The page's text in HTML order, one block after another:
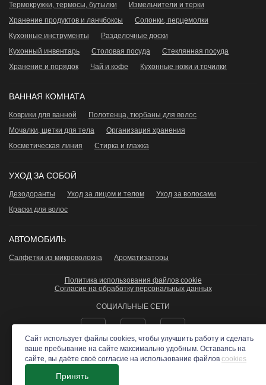
Термокружки, термосы, бутылки
Измельчители и терки
Хранение продуктов и ланчбоксы
Сoлонки, перцемолки
Кухонные инструменты
Разделочные доски
Кухонный инвентарь
Столовая посуда
Стеклянная посуда
Хранение и порядок
Чай и кофе Кухонные ножи и точилки
ВАННАЯ КОМНАТА
Коврики для ванной
Полотенца, тюрбаны для волос
Мочалки, щетки для тела
Организация хранения
Косметическая линия
Стирка и глажка
УХОД ЗА СОБОЙ
Дезодоранты Уход за лицом и телом
Уход за волосами
Краски для волос
АВТОМОБИЛЬ
Салфетки из микроволокна Ароматизаторы
ЭКОСТИЛЬ- Все права защищены 2026 ©
Политика использования файлов cookie
Согласие на обработку персональных данных
СОЦИАЛЬНЫЕ СЕТИ
Сайт использует файлы cookies, чтобы улучшить работу и сделать
ваше пребывание на сайте максимально удобным. Оставаясь на
сайте, вы даёте своё согласие на использование файлов cookies
Принять